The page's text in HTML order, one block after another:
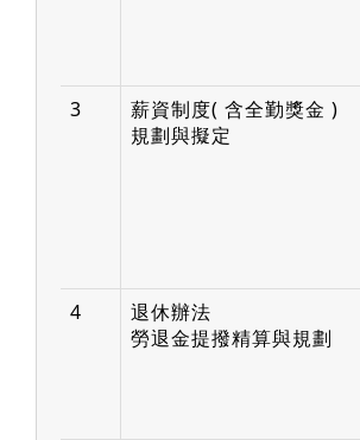
3
薪資制度( 含全勤獎金 )
規劃與擬定
4
退休辦法
勞退金提撥精算與規劃